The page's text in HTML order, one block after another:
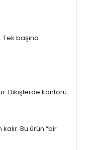
başına
Dikişlerde konforu
Bu ürün “bir